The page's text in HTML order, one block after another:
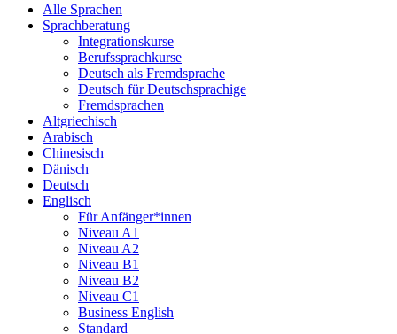
Alle Sprachen
Sprachberatung
Integrationskurse
Berufssprachkurse
Deutsch als Fremdsprache
Deutsch für Deutschsprachige
Fremdsprachen
Altgriechisch
Arabisch
Chinesisch
Dänisch
Deutsch
Englisch
Für Anfänger*innen
Niveau A1
Niveau A2
Niveau B1
Niveau B2
Niveau C1
Business English
Standard